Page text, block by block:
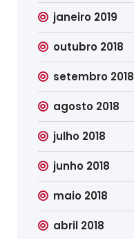
janeiro 2019
outubro 2018
setembro 2018
agosto 2018
julho 2018
junho 2018
maio 2018
abril 2018